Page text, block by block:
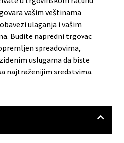
vašim veštinama
ulaganja i vašim
Budite napredni trgovac
spreadovima,
uslugama da biste
najtraženijim sredstvima.